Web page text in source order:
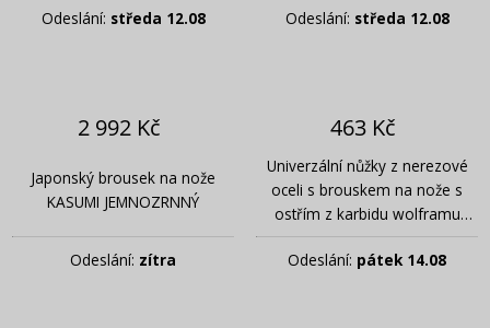
Odeslání: středa 12.08 Odeslání: středa 12.08
2 992 Kč
Japonský brousek na nože
KASUMI JEMNOZRNNÝ
Odeslání: zítra
463 Kč
Univerzální nůžky z nerezové
oceli s brouskem na nože s
ostřím z karbidu wolframu
ANYSHARP Classic 14 cm
Odeslání: pátek 14.08